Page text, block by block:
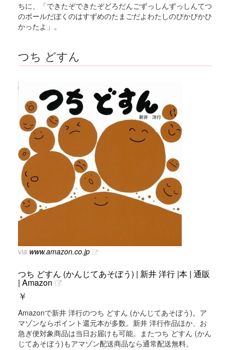
ちに、「できたぞできたぞどろだんごずっしんずっしんてつ
のボールだぼくのはすずめのたまごだよわたしのぴかぴかひ
かったよ」。
つち どすん
via www.amazon.co.jp
つち どすん (かんじてあそぼう) | 新井 洋行 |本 | 通販
| Amazon
￥
Amazonで新井 洋行のつち どすん (かんじてあそぼう)。ア
マゾンならポイント還元本が多数。新井 洋行作品ほか、お
急ぎ便対象商品は当日お届けも可能。またつち どすん (かん
じてあそぼう)もアマゾン配送商品なら通常配送無料。